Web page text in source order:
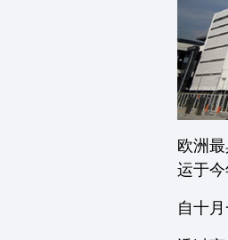
欧洲
运于今
自十